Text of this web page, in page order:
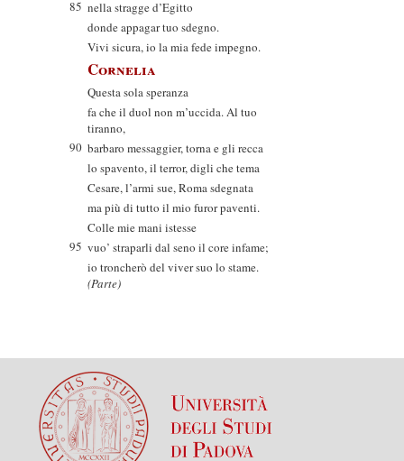
85 nella stragge d’Egitto
donde appagar tuo sdegno.
Vivi sicura, io la mia fede impegno.
Cornelia
Questa sola speranza
fa che il duol non m’uccida. Al tuo
tiranno,
90 barbaro messaggier, torna e gli recca
lo spavento, il terror, digli che tema
Cesare, l’armi sue, Roma sdegnata
ma più di tutto il mio furor paventi.
Colle mie mani istesse
95 vuo’ straparli dal seno il core infame;
io troncherò del viver suo lo stame.
(Parte)